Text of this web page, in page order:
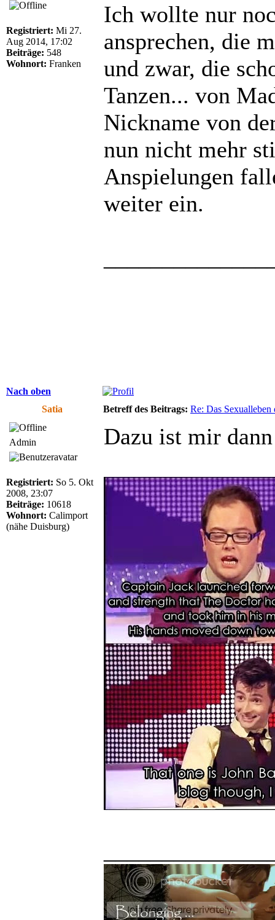
Registriert: Mi 27.
Aug 2014, 17:02
Beiträge: 548
Wohnort: Franken
Ich wollte nur
ansprechen, die
und zwar, die
Tanzen... von
Nickname von
nun nicht mehr
Anspielungen
weiter ein.
Nach oben
Satia
Betreff des Beitrags: Re: Das
Admin
Registriert: So 5. Okt
2008, 23:07
Beiträge: 10618
Wohnort: Calimport
(nähe Duisburg)
Dazu ist mir